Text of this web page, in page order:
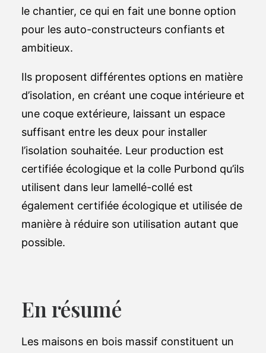
le chantier, ce qui en fait une bonne option
pour les auto-constructeurs confiants et
ambitieux.
Ils proposent différentes options en matière
d’isolation, en créant une coque intérieure et
une coque extérieure, laissant un espace
suffisant entre les deux pour installer
l’isolation souhaitée. Leur production est
certifiée écologique et la colle Purbond qu’ils
utilisent dans leur lamellé-collé est
également certifiée écologique et utilisée de
manière à réduire son utilisation autant que
possible.
En résumé
Les maisons en bois massif constituent un